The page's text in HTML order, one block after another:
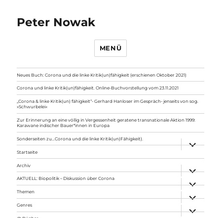
Peter Nowak
MENÜ
Neues Buch: Corona und die linke Kritik(un)fähigkeit (erschienen Oktober 2021)
Corona und linke Kritik(un)fähigkeit. Online-Buchvorstellung vom 23.11.2021
„Corona & linke Kritik(un) fähigkeit“- Gerhard Hanloser im Gespräch- jenseits von sog.
»Schwurbelei«
Zur Erinnerung an eine völlig in Vergessenheit geratene transnationale Aktion 1999:
Karawane indischer Bauer*innen in Europa
Sonderseiten zu…Corona und die linke Kritik(un)Fähigkeit).
anzeigen
Startseite
Archiv
anzeigen
AKTUELL: Biopolitik – Diskussion über Corona
anzeigen
Themen
anzeigen
Genres
anzeigen